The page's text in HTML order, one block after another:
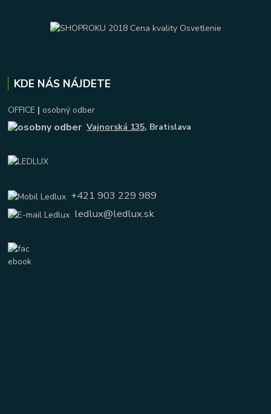
KDE NÁS NÁJDETE
OFFICE | osobný odber
Vajnorská 135, Bratislava
+421 903 229 989
ledlux@ledlux.sk